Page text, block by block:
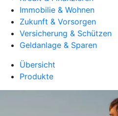
Immobilie & Wohnen
Zukunft & Vorsorgen
Versicherung & Schützen
Geldanlage & Sparen
Übersicht
Produkte